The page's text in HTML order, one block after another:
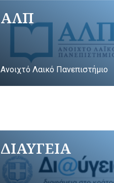
ΑΛΠ
Ανοιχτό Λαικό Πανεπιστήμιο
ΔΙΑΥΓΕΙΑ